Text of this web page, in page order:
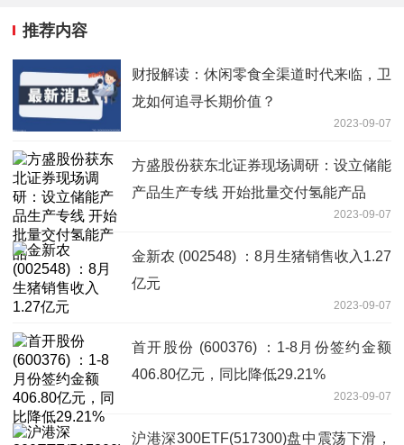
推荐内容
财报解读：休闲零食全渠道时代来临，卫
龙如何追寻长期价值？
2023-09-07
方盛股份获东北证券现场调研：设立储能
产品生产专线 开始批量交付氢能产品
2023-09-07
金新农 (002548) ：8月生猪销售收入1.27
亿元
2023-09-07
首开股份 (600376) ：1-8月份签约金额
406.80亿元，同比降低29.21%
2023-09-07
沪港深300ETF(517300)盘中震荡下滑，